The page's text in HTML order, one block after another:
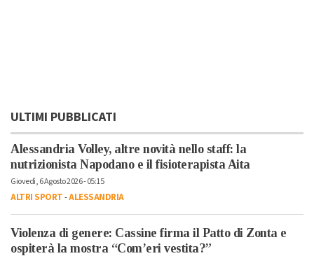
ULTIMI PUBBLICATI
Alessandria Volley, altre novità nello staff: la
nutrizionista Napodano e il fisioterapista Aita
Giovedì, 6 Agosto 2026 - 05:15
ALTRI SPORT-ALESSANDRIA
Violenza di genere: Cassine firma il Patto di Zonta e
ospiterà la mostra “Com’eri vestita?”